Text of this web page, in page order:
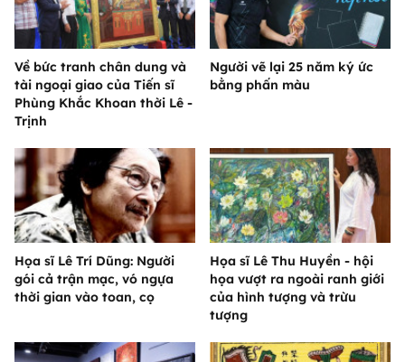
Về bức tranh chân dung và
tài ngoại giao của Tiến sĩ
Phùng Khắc Khoan thời Lê -
Trịnh
Người vẽ lại 25 năm ký ức
bằng phấn màu
Họa sĩ Lê Trí Dũng: Người
gói cả trận mạc, vó ngựa
thời gian vào toan, cọ
Họa sĩ Lê Thu Huyền - hội
họa vượt ra ngoài ranh giới
của hình tượng và trừu
tượng